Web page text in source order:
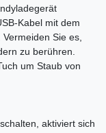
Kabel mit dem
Sie es,
zu berühren.
um Staub von
aktiviert sich